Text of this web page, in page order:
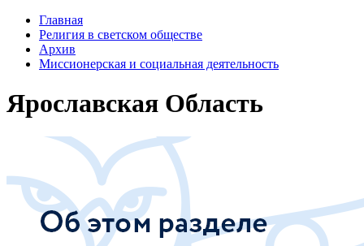
Главная
Религия в светском обществе
Архив
Миссионерская и социальная деятельность
Ярославская Область